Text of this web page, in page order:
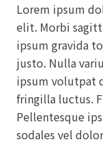
Lorem ipsum
elit. Morbi
ipsum gravida
justo. Nulla
ipsum volutpat
fringilla luctus.
Pellentesque
sodales vel